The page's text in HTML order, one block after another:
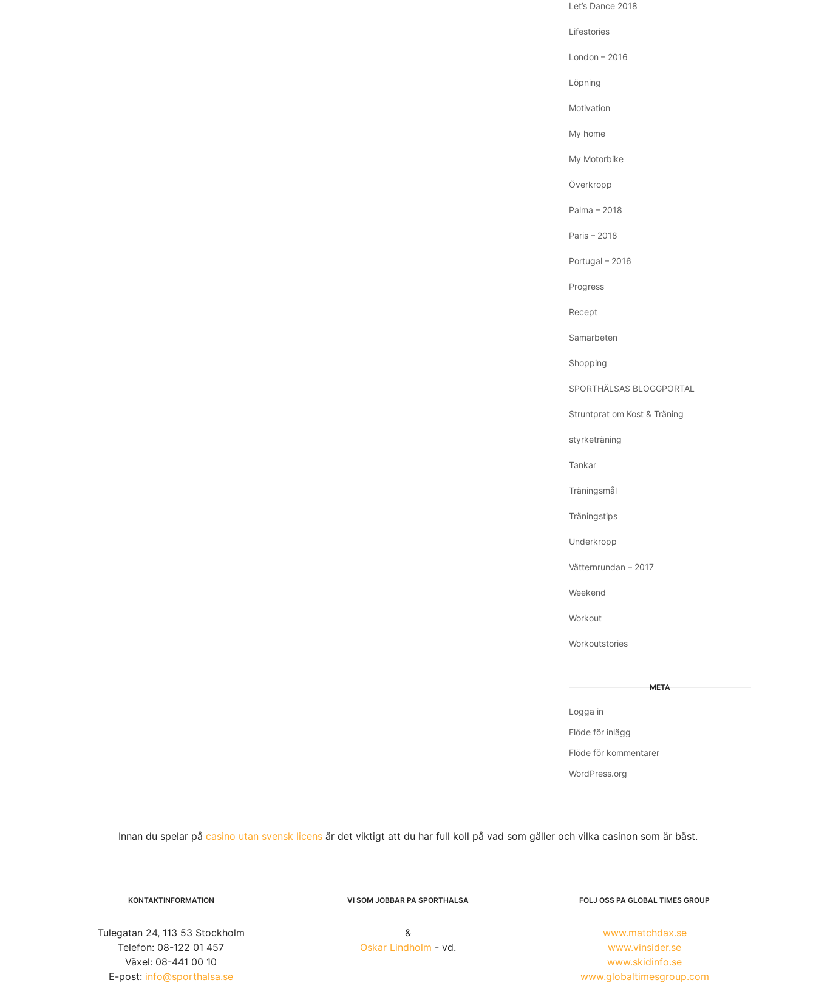
Let’s Dance 2018
Lifestories
London – 2016
Löpning
Motivation
My home
My Motorbike
Överkropp
Palma – 2018
Paris – 2018
Portugal – 2016
Progress
Recept
Samarbeten
Shopping
SPORTHÄLSAS BLOGGPORTAL
Struntprat om Kost & Träning
styrketräning
Tankar
Träningsmål
Träningstips
Underkropp
Vätternrundan – 2017
Weekend
Workout
Workoutstories
META
Logga in
Flöde för inlägg
Flöde för kommentarer
WordPress.org
Innan du spelar på casino utan svensk licens är det viktigt att du har full koll på vad som gäller och vilka casinon som är bäst.
KONTAKTINFORMATION
Tulegatan 24, 113 53 Stockholm
Telefon: 08-122 01 457
Växel: 08-441 00 10
E-post: info@sporthalsa.se
VI SOM JOBBAR PÅ SPORTHÄLSA
&
Oskar Lindholm - vd.
FÖLJ OSS PÅ GLOBAL TIMES GROUP
www.matchdax.se
www.vinsider.se
www.skidinfo.se
www.globaltimesgroup.com